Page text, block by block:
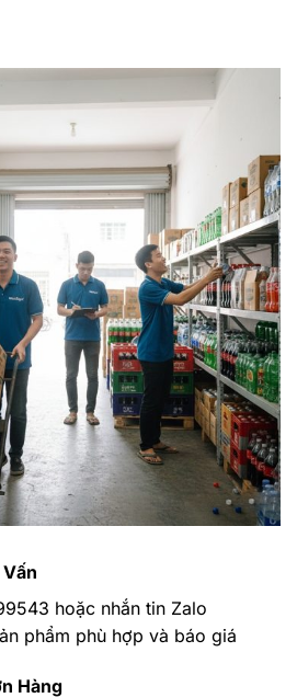
hoặc nhắn tin Zalo
phẩm phù hợp và báo giá
Hàng